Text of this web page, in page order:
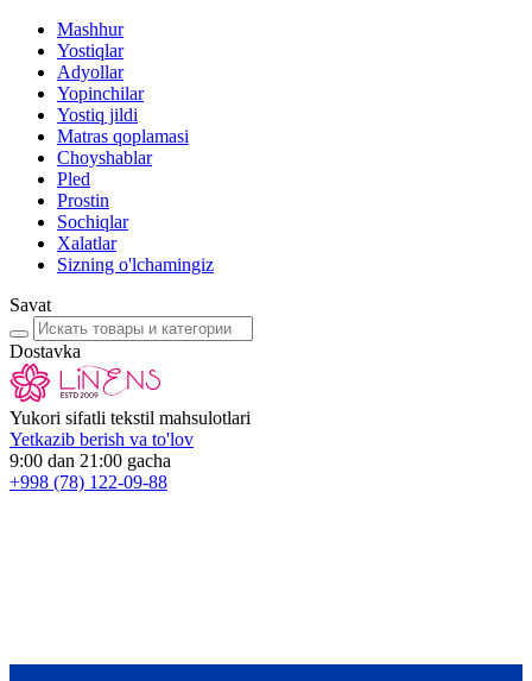
Mashhur
Yostiqlar
Adyollar
Yopinchilar
Yostiq jildi
Matras qoplamasi
Choyshablar
Pled
Prostin
Sochiqlar
Xalatlar
Sizning o'lchamingiz
Savat
Dostavka
Yukori sifatli tekstil mahsulotlari
Yetkazib berish va to'lov
9:00 dan 21:00 gacha
+998 (78) 122-09-88